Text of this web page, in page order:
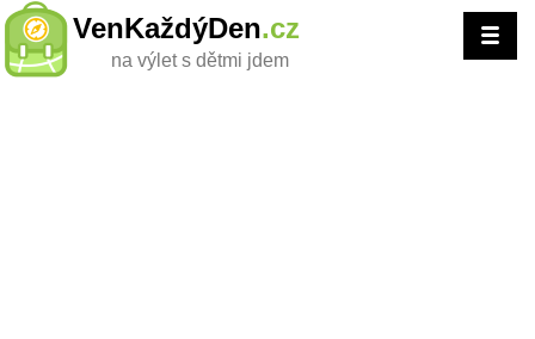
VenKaždýDen.cz
na výlet s dětmi jdem